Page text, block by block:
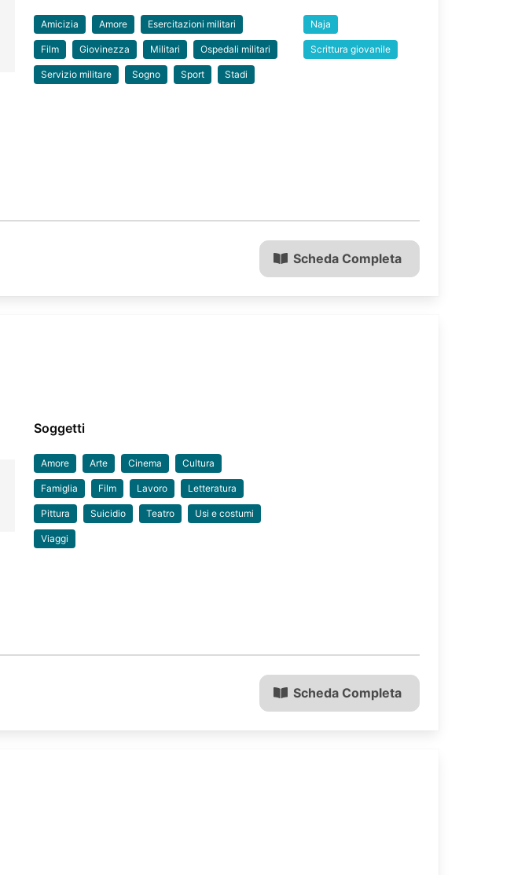
Amicizia Amore Esercitazioni militari
Film Giovinezza Militari Ospedali militari
Servizio militare Sogno Sport Stadi
Naja
Scrittura giovanile
Scheda Completa
Soggetti
Amore Arte Cinema Cultura
Famiglia Film Lavoro Letteratura
Pittura Suicidio Teatro Usi e costumi
Viaggi
Scheda Completa